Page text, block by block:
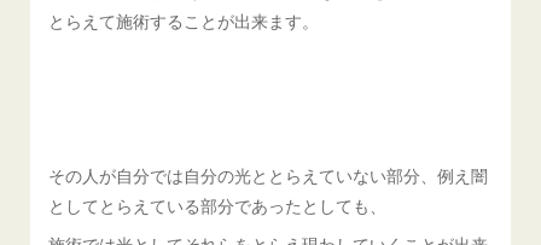
とらえて施術することが出来ます。
その人が自分では自分の光ととらえていない部分、例え闇
としてとらえている部分であったとしても、